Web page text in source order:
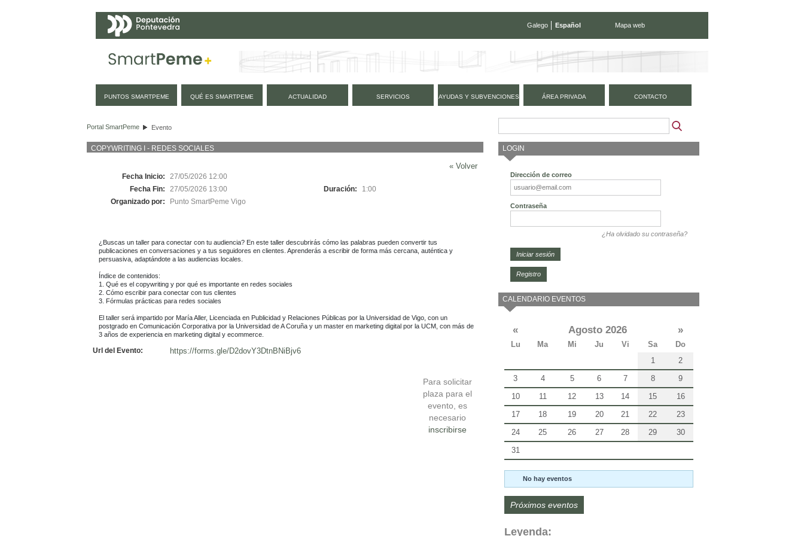
Galego Español Mapa web
PUNTOS SMARTPEME QUÉ ES SMARTPEME ACTUALIDAD SERVICIOS AYUDAS Y SUBVENCIONES ÁREA PRIVADA CONTACTO
Portal SmartPeme Evento
COPYWRITING I - REDES SOCIALES
« Volver
Fecha Inicio:
27/05/2026 12:00
Fecha Fin:
27/05/2026 13:00 Duración:
1:00
Organizado por:
Punto SmartPeme Vigo
¿Buscas un taller para conectar con tu audiencia? En este taller descubrirás cómo las palabras pueden convertir tus
publicaciones en conversaciones y a tus seguidores en clientes. Aprenderás a escribir de forma más cercana, auténtica y
persuasiva, adaptándote a las audiencias locales.
Índice de contenidos:
1. Qué es el copywriting y por qué es importante en redes sociales
2. Cómo escribir para conectar con tus clientes
3. Fórmulas prácticas para redes sociales
El taller será impartido por María Aller, Licenciada en Publicidad y Relaciones Públicas por la Universidad de Vigo, con un
postgrado en Comunicación Corporativa por la Universidad de A Coruña y un master en marketing digital por la UCM, con más de
3 años de experiencia en marketing digital y ecommerce.
Url del Evento: https://forms.gle/D2dovY3DtnBNiBjv6
Para solicitar
plaza para el
evento, es
necesario
inscribirse
LOGIN
Dirección de correo
Contraseña
¿Ha olvidado su contraseña?
Registro
CALENDARIO EVENTOS
« Agosto 2026 »
Lu Ma Mi Ju Vi Sa
Do
1
2
3
4 5 6 7 8
9
10
11 12 13 14 15
16
17
18 19 20 21 22
23
24
25 26 27 28 29
30
31
No hay eventos
Próximos eventos
Leyenda: